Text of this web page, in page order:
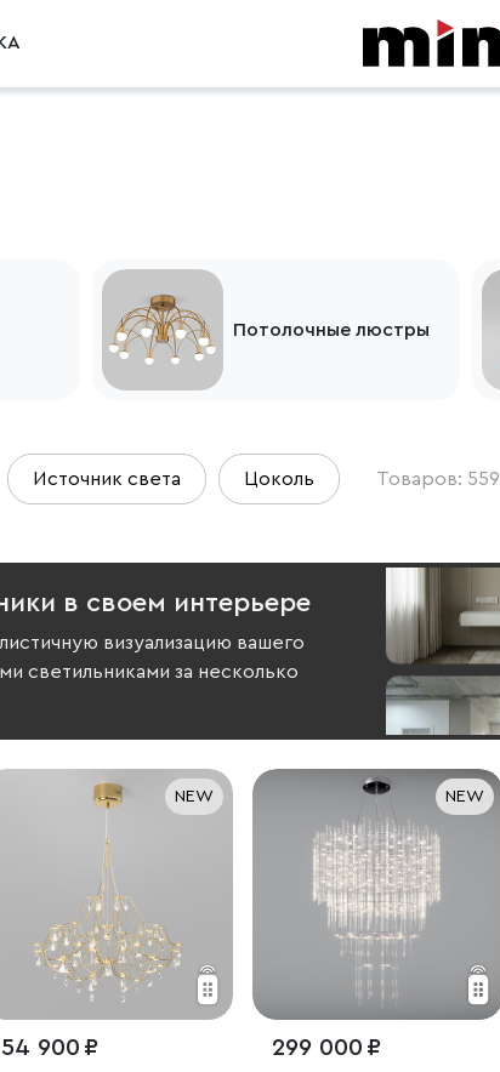
Потолочные люстры
Источник света Цоколь Товаров: 559
в своем интерьере
визуализацию вашего
светильниками за несколько
NEW
54 900 ₽
NEW
299 000 ₽